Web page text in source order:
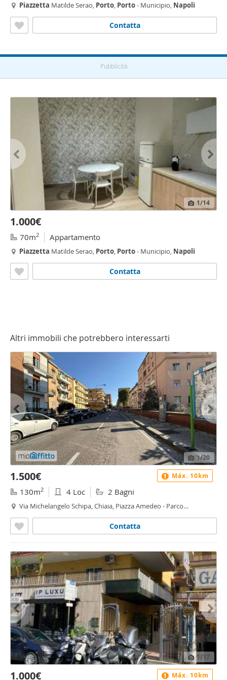
Piazzetta Matilde Serao, Porto, Porto- Municipio, Napoli
Contatta
Pubblicità
1/14
1.000€
70m2 Appartamento
Piazzetta Matilde Serao, Porto, Porto- Municipio, Napoli
Contatta
Altri immobili che potrebbero interessarti
1/20
1.500€
130m2 4 Loc 2 Bagni
Via Michelangelo Schipa, Chiaia, Piazza Amedeo - Parco
Contatta
Máx. 10km
1/17
1.000€ Máx. 10km